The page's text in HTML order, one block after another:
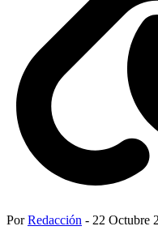
PorRedacción - 22 Octubre